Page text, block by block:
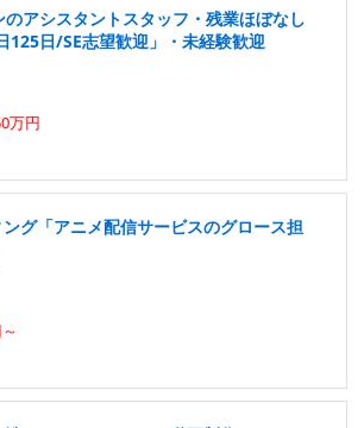
アシスタントスタッフ・残業ほぼなし
125日/SE志望歓迎」・未経験歓迎
万円
グ「アニメ配信サービスのグロース担